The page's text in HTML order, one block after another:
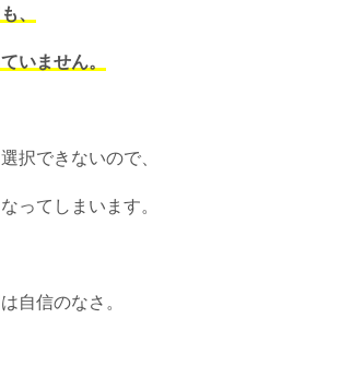
、
いません。
択できないので、
ってしまいます。
自信のなさ。